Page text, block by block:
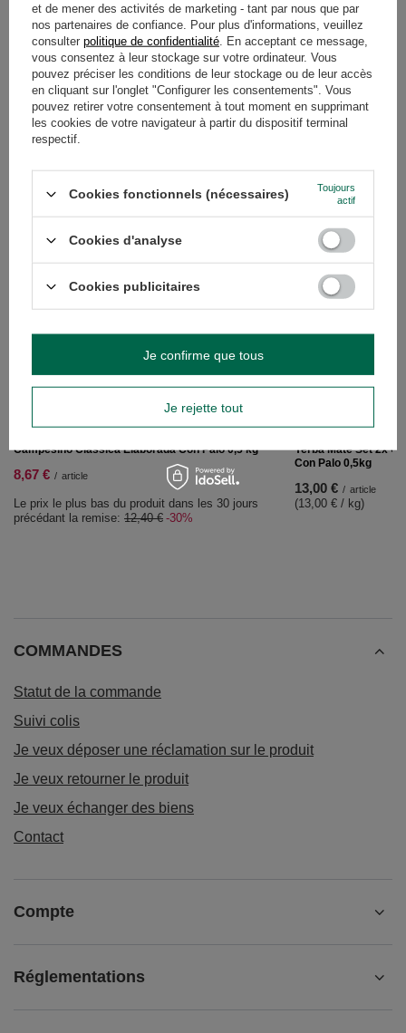
Le deuxième versement de l'eau et les suivants - eh bien - ce n'est pas
un fort paraguayen classique. Il y a un léger goût amer, mais de plus, il
se propage principalement à l'arrière du palais. Avec le temps, après un
bon trempage, l'infusion devient plus acidulée, amère et pas trop forte.
Conclusion
Ce n'est pas du maté pour les débutants. Nous le recommanderons aux
fans des goûts paraguayens. Il n'est pas spécialement fumé, bien que
le goût soit légèrement boisé et mélangé avec le temps, ni fort ni faible.
d'ajouter des additions telles que la menthe, les fruits ou les jus.
RECOMMANDÉS
Campesino Classica Elaborada Con Palo 0,5 kg
8,67 € / article
Le prix le plus bas du produit dans les 30 jours
précédant la remise: 12,40 € -30%
Yerba Mate Set 2x
Con Palo 0,5kg
13,00 € / article
(13,00 € / kg)
COMMANDES
Statut de la commande
Suivi colis
Je veux déposer une réclamation sur le produit
Je veux retourner le produit
Je veux échanger des biens
Contact
Compte
Réglementations
et de mener des activités de marketing - tant par nous que par
nos partenaires de confiance. Pour plus d'informations, veuillez
consulter politique de confidentialité . En acceptant ce message,
vous consentez à leur stockage sur votre ordinateur. Vous
pouvez préciser les conditions de leur stockage ou de leur accès
en cliquant sur l'onglet "Configurer les consentements". Vous
pouvez retirer votre consentement à tout moment en supprimant
les cookies de votre navigateur à partir du dispositif terminal
respectif.
Cookies fonctionnels (nécessaires)
Toujours
actif
Cookies d'analyse
Cookies publicitaires
Je rejette tout
Je confirme que tous